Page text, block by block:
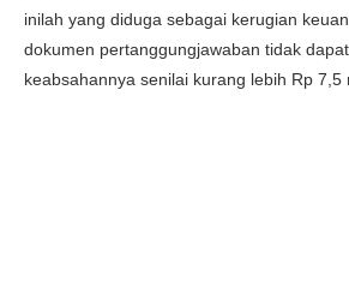
inilah yang diduga sebagai kerugian
dokumen pertanggungjawaban tidak
keabsahannya senilai kurang lebih Rp 7,5